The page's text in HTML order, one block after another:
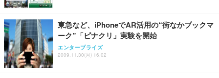
東急など、iPhoneでAR活用の“街なかブックマ
ーク”「ピナクリ」実験を開始
エンタープライズ
2009.11.30(月) 16:02